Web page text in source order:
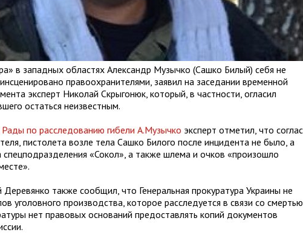
в западных областях Александр Музычко (Сашко Билый) себя не
правоохранителями, заявил на заседании временной
эксперт Николай Скрыгонюк, который, в частности, огласил
остаться неизвестным.
по расследованию гибели А.Музычко эксперт отметил, что
пистолета возле тела Сашко Билого после инцидента не было, а
спецподразделения «Сокол», а также шлема и очков «произошло
также сообщил, что Генеральная прокуратура Украины не
уголовного производства, которое расследуется в связи со смертью
нет правовых оснований предоставлять копий документов